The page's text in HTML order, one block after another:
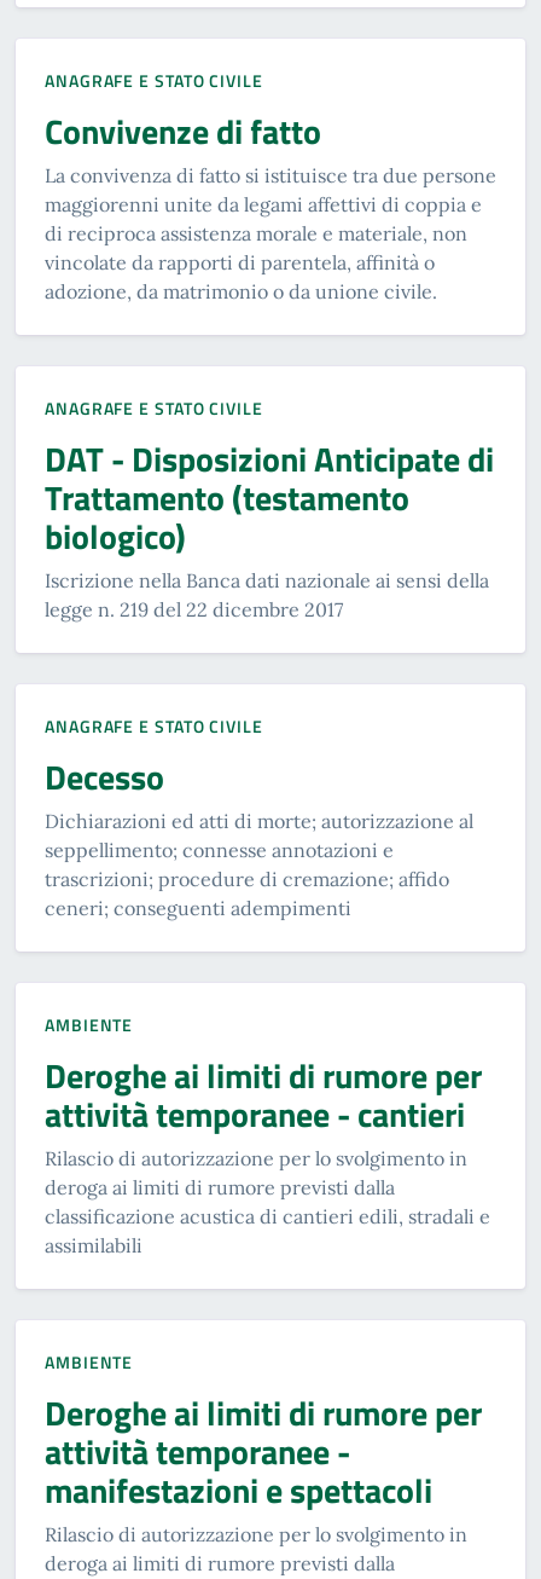
ANAGRAFE E STATO CIVILE
Convivenze di fatto
La convivenza di fatto si istituisce tra due persone
maggiorenni unite da legami affettivi di coppia e
di reciproca assistenza morale e materiale, non
vincolate da rapporti di parentela, affinità o
adozione, da matrimonio o da unione civile.
ANAGRAFE E STATO CIVILE
DAT - Disposizioni Anticipate di
Trattamento (testamento
biologico)
Iscrizione nella Banca dati nazionale ai sensi della
legge n. 219 del 22 dicembre 2017
ANAGRAFE E STATO CIVILE
Decesso
Dichiarazioni ed atti di morte; autorizzazione al
seppellimento; connesse annotazioni e
trascrizioni; procedure di cremazione; affido
ceneri; conseguenti adempimenti
AMBIENTE
Deroghe ai limiti di rumore per
attività temporanee - cantieri
Rilascio di autorizzazione per lo svolgimento in
deroga ai limiti di rumore previsti dalla
classificazione acustica di cantieri edili, stradali e
assimilabili
AMBIENTE
Deroghe ai limiti di rumore per
attività temporanee -
manifestazioni e spettacoli
Rilascio di autorizzazione per lo svolgimento in
deroga ai limiti di rumore previsti dalla